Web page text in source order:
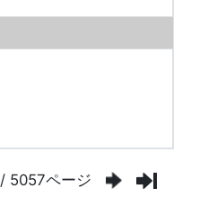
/ 5057ページ